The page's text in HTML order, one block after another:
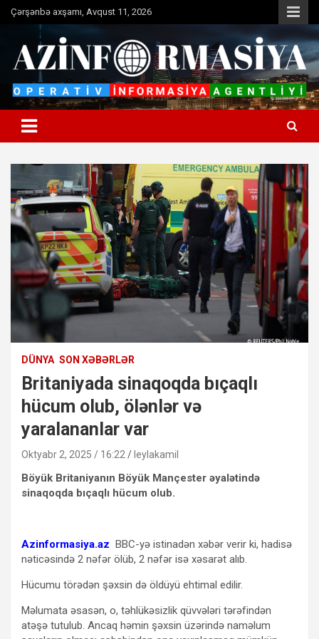
SkipÇərşənbə axşamı, Avqust 11, 2026
Azinformasiya
Operativ informasiya agentliyi
DÜNYA SON XƏBƏRLƏR
Britaniyada sinaqoqda bıçaqlı
hücum olub, ölənlər və
yaralananlar var
Oktyabr 2, 2025 / 16:22 leylakamil
Böyük Britaniyanın Böyük Mançester əyalətində
sinaqoqda bıçaqlı hücum olub.
Azinformasiya.az BBC-yə istinadən xəbər verir ki, hadisə
nəticəsində 2 nəfər ölüb, 2 nəfər isə xəsarət alıb.
Hücumu törədən şəxsin də öldüyü ehtimal edilir.
Məlumata əsasən, o, təhlükəsizlik qüvvələri tərəfindən
atəşə tutulub. Ancaq həmin şəxsin üzərində naməlum